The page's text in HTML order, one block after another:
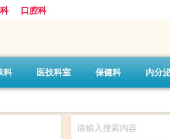
口腔科
科 医技科室 保健科 内分
请输入搜索内容